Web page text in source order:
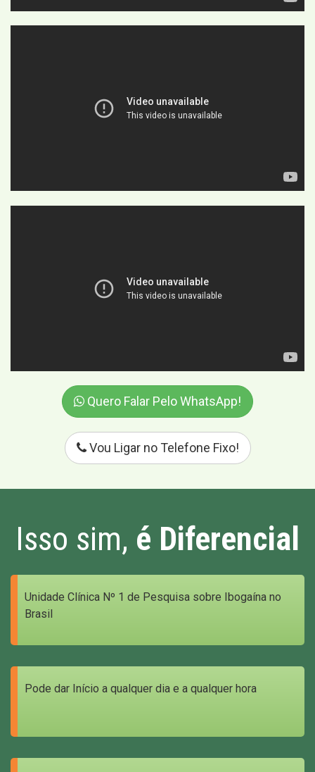
Quero Falar Pelo WhatsApp!
Vou Ligar no Telefone Fixo!
Isso sim, é Diferencial
Unidade Clínica Nº 1 de Pesquisa sobre Ibogaína no
Brasil
Pode dar Início a qualquer dia e a qualquer hora